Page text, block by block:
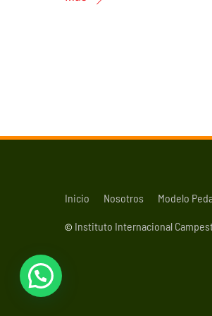
Inicio Nosotros Modelo
© Instituto Internacional